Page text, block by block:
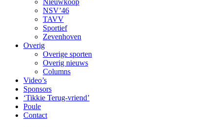
Nieuwkoop
NSV’46
TAVV
Sportief
Zevenhoven
Overig
Overige sporten
Overig nieuws
Columns
Video’s
Sponsors
‘Tikkie Terug-vriend’
Poule
Contact